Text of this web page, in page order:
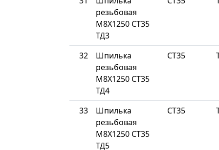
резьбовая
М8Х1250 СТ35
ТД3
32
Шпилька
резьбовая
М8Х1250 СТ35
ТД4
СТ35
33
Шпилька
резьбовая
М8Х1250 СТ35
ТД5
СТ35